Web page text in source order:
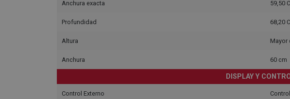
Anchura exacta 59,50
Profundidad 68,20
Altura Mayor
Anchura 60 cm
DISPLAY Y
Control Externo